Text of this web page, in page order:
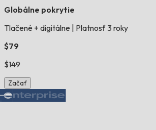
Globálne pokrytie
Tlačené + digitálne
Platnosť 3 roky
$79
$149
Začať